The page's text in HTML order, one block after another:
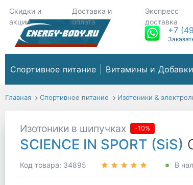
Скидки и
акции
Доставка и
оплата
Экспресс
доставка
+7
Спортивное питание Витамины и Добавки
Главная Спортивное питание Изотоники &
Изотоники в шипучках -10%
SCIENCE IN SPORT (SiS)
Код товара: 34895 В